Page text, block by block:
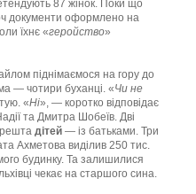
87 жінок. Поки що
документи оформлено на
їхнє «геройство»
піднімаємося на гору до
— чотири буханці. «Чи не
«Ні», — коротко відповідає
та Дмитра Шобеїв. Дві
решта дітей — із батьками. Три
Ахметова виділив 250 тис.
будинку. Та залишилися
чекає на старшого сина.